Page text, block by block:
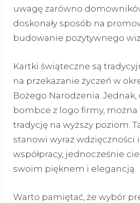
uwagę zarówno
doskonały sposób na
budowanie pozytywnego
Kartki świąteczne są
na przekazanie życzeń w
Bożego Narodzenia. Jednak,
bombce z logo firmy,
tradycję na wyższy poziom.
stanowi wyraz wdzięczności
współpracy, jednocześnie
swoim pięknem i elegancją.
Warto pamiętać, że wybór